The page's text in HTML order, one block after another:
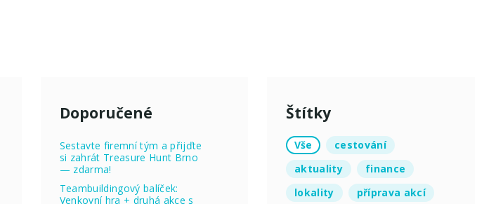
Doporučené
Sestavte firemní tým a přijďte
si zahrát Treasure Hunt Brno
— zdarma!
Teambuildingový balíček:
Venkovní hra + druhá akce s
Štítky
Vše
cestování
aktuality
finance
lokality
příprava akcí